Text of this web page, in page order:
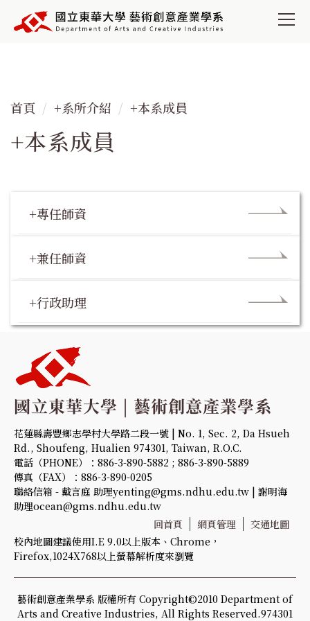
到
容
首頁 +系所介紹 +本系成員
+本系成員
+專任師資
+兼任師資
+行政助理
花蓮縣壽豐鄉志學村大學路二段一號 | No. 1, Sec. 2, Da Hsueh
Rd., Shoufeng, Hualien 974301, Taiwan, R.O.C.
電話（PHONE）：886-3-890-5882 ; 886-3-890-5889
傳真（FAX）：886-3-890-0205
聯絡信箱 - 戴言庭 助理yenting@gms.ndhu.edu.tw | 謝明海
助理ocean@gms.ndhu.edu.tw
回首頁
網頁管理
交通地圖
校內地圖建議使用I.E 9.0以上版本、Chrome，
Firefox,1024X768以上螢幕解析度來瀏覽
藝術創意產業學系 版權所有 Copyright©2010 Department of
Arts and Creative Industries, All Rights Reserved.974301